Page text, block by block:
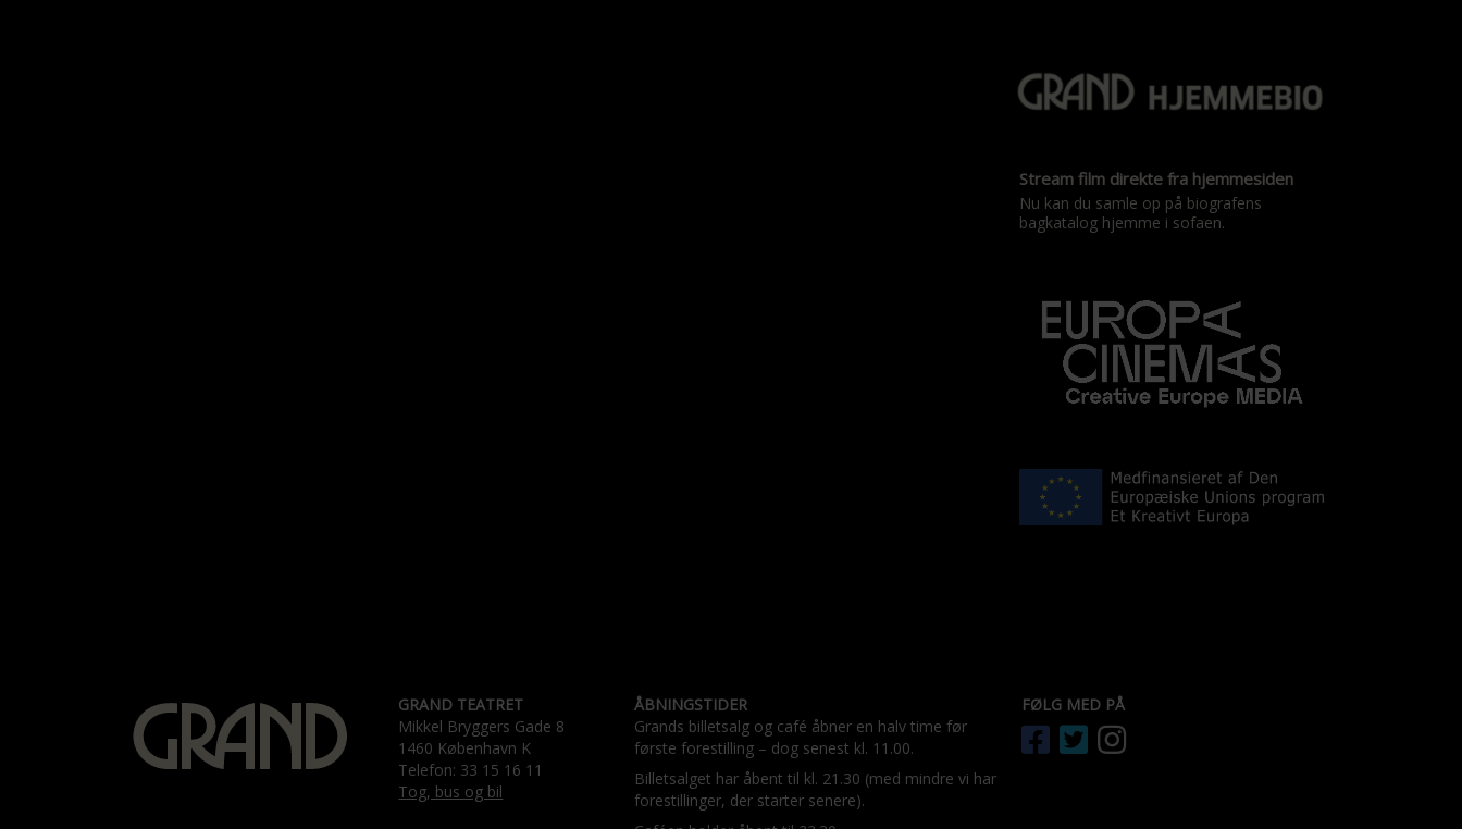
Stream film direkte fra hjemmesiden
Nu kan du samle op på biografens
bagkatalog hjemme i sofaen.
GRAND TEATRET
Mikkel Bryggers Gade 8
1460 København K
Telefon: 33 15 16 11
Tog, bus og bil
ÅBNINGSTIDER
Grands billetsalg og café åbner en halv time før
første forestilling – dog senest kl. 11.00.
Billetsalget har åbent til kl. 21.30 (med mindre vi har
forestillinger, der starter senere).
FØLG MED PÅ